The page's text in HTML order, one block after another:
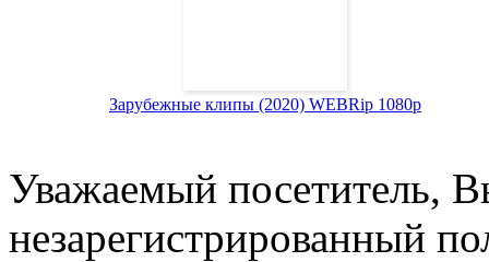
Зарубежные клипы (2020) WEBRip 1080p
Уважаемый посетитель,
незарегистрированный